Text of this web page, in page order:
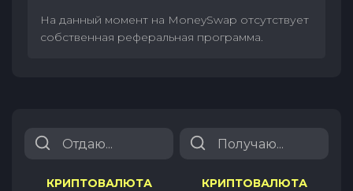
На данный момент на MoneySwap отсутствует
собственная реферальная программа.
КРИПТОВАЛЮТА
КРИПТОВАЛЮТА